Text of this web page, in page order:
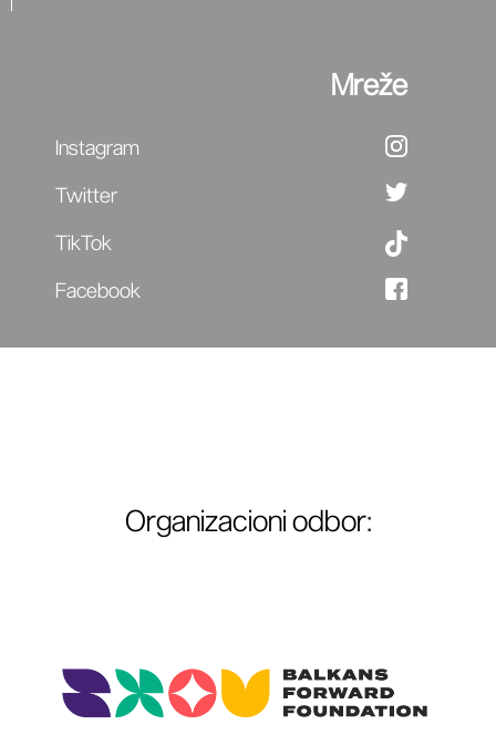
Mreže
Instagram
Twitter
TikTok
Facebook
Organizacioni odbor: